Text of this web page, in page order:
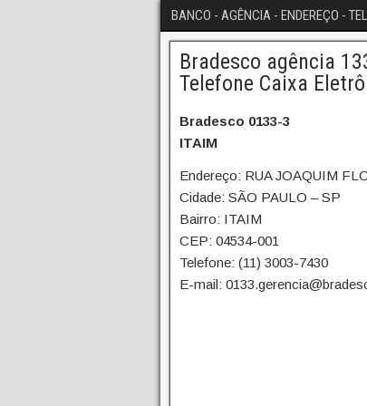
BANCO - AGÊNCIA - ENDEREÇO -
Bradesco agência
Telefone Caixa
Bradesco 0133-3
ITAIM
Endereço: RUA JOAQUIM
Cidade: SÃO PAULO – SP
Bairro: ITAIM
CEP: 04534-001
Telefone: (11) 3003-7430
E-mail: